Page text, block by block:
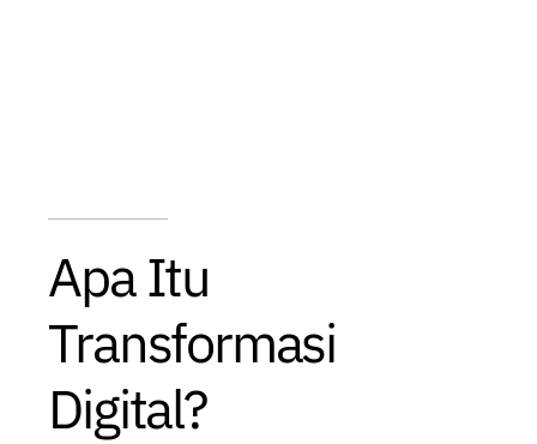
Apa Itu
Transformasi
Digital?